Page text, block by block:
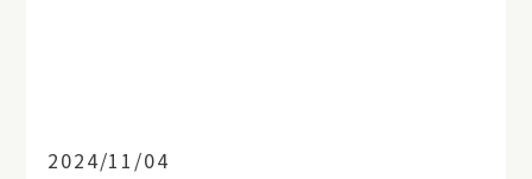
2024/11/04